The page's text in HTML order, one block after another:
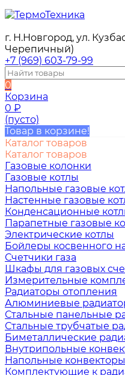
г. Н.Новгород, ул.
Черепичный)
+7 (969) 603-79-99
0
Корзина
0 ₽
(пусто)
Товар в корзине!
Каталог товаров
Каталог товаров
Газовые колонки
Газовые котлы
Напольные газовые
Настенные газовые
Конденсационные
Парапетные газовые
Электрические котлы
Бойлеры косвенного
Счетчики газа
Шкафы для газовых
Измерительные
Радиаторы отопления
Алюминиевые
Стальные панельные
Стальные трубчатые
Биметаллические
Внутрипольные
Напольные конвекторы
Комплектующие к